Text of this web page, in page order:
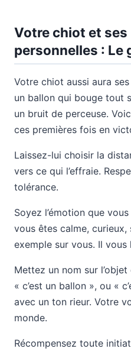
Votre chiot et ses
personnelles : Le
Votre chiot aussi aura
un ballon qui bouge tout
un bruit de perceuse.
ces premières fois en
Laissez-lui choisir la
vers ce qui l’effraie.
tolérance.
Soyez l’émotion que
vous êtes calme,
exemple sur vous. Il
Mettez un nom sur
« c’est un ballon », ou «
avec un ton rieur. Votre
monde.
Récompensez toute